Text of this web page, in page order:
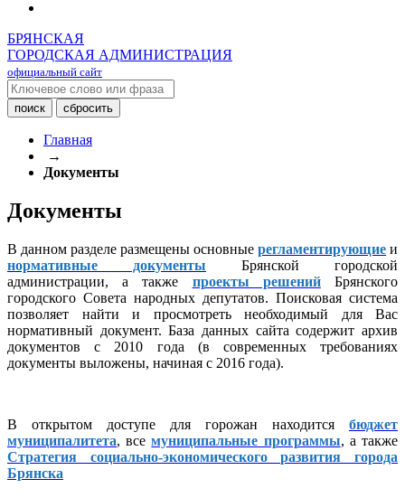
БРЯНСКАЯ
ГОРОДСКАЯ АДМИНИСТРАЦИЯ
официальный сайт
Главная
→
Документы
Документы
В данном разделе размещены основные регламентирующие и
нормативные документы Брянской городской
администрации, а также проекты решенийБрянского
городского Совета народных депутатов. Поисковая система
позволяет найти и просмотреть необходимый для Вас
нормативный документ. База данных сайта содержит архив
документов с 2010 года (в современных требованиях
документы выложены, начиная с 2016 года).
В открытом доступе для горожан находится бюджет
муниципалитета, всемуниципальные программы, а также
Стратегия социально-экономического развития города
Брянска